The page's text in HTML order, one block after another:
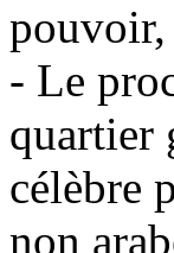
pouvoir,
- Le
quartier
célèbre
non